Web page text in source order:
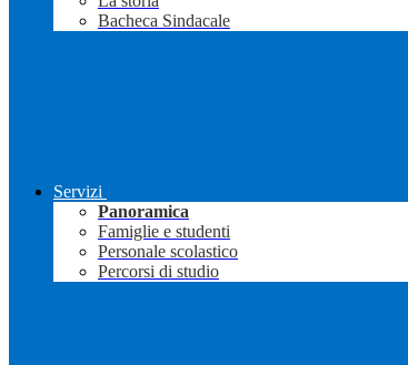
Bacheca Sindacale
Servizi
Panoramica
Famiglie e studenti
Personale scolastico
Percorsi di studio